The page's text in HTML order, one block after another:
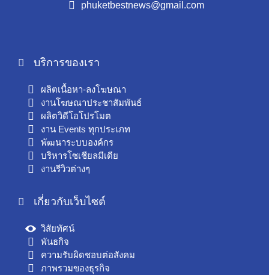
phuketbestnews@gmail.com
บริการของเรา
ผลิตเนื้อหา-ลงโฆษณา
งานโฆษณาประชาสัมพันธ์
ผลิตวิดีโอโปรโมต
งาน Events ทุกประเภท
พัฒนาระบบองค์กร
บริหารโซเชียลมีเดีย
งานรีวิวต่างๆ
เกี่ยวกับเว็บไซต์
วิสัยทัศน์
พันธกิจ
ความรับผิดชอบต่อสังคม
ภาพรวมของธุรกิจ